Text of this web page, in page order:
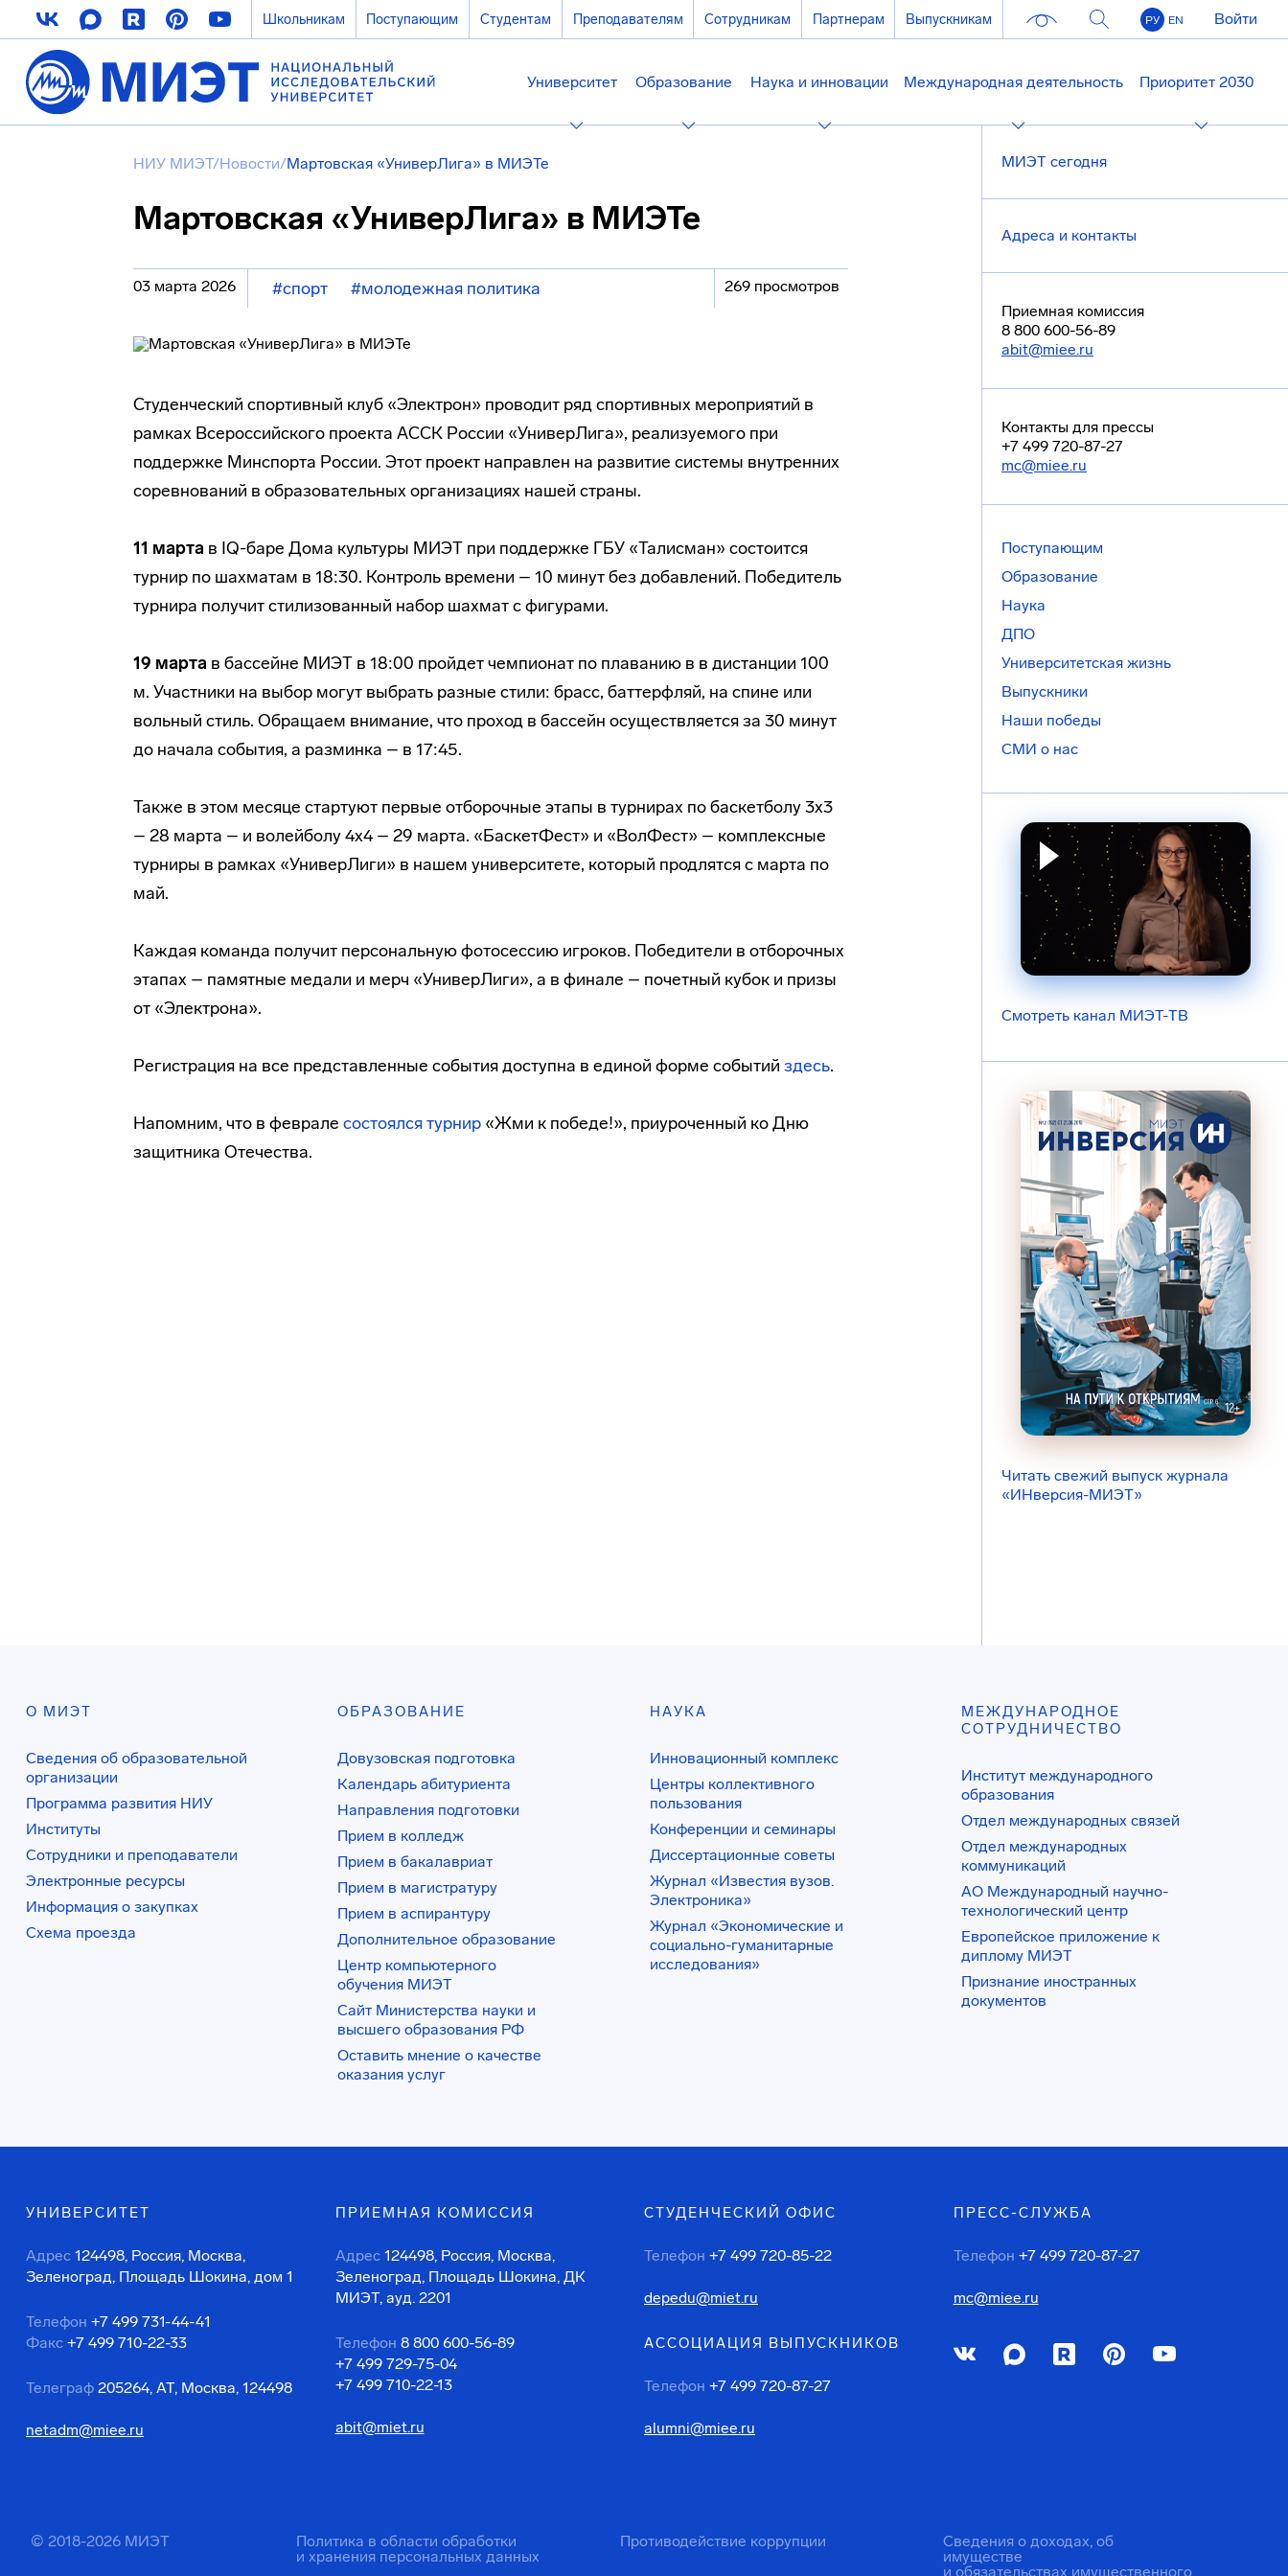
Школьникам Поступающим Студентам Преподавателям Сотрудникам Партнерам Выпускникам РУ EN Войти
Университет Образование Наука и инновации Международная деятельность Приоритет 2030
НИУ МИЭТ/Новости/Мартовская «УниверЛига» в МИЭТе
Мартовская «УниверЛига» в МИЭТе
03 марта 2026 #спорт #молодежная политика 269 просмотров
Студенческий спортивный клуб «Электрон» проводит ряд спортивных мероприятий в
рамках Всероссийского проекта АССК России «УниверЛига», реализуемого при
поддержке Минспорта России. Этот проект направлен на развитие системы внутренних
соревнований в образовательных организациях нашей страны.
11 марта в IQ-баре Дома культуры МИЭТ при поддержке ГБУ «Талисман» состоится
турнир по шахматам в 18:30. Контроль времени – 10 минут без добавлений. Победитель
турнира получит стилизованный набор шахмат с фигурами.
19 марта в бассейне МИЭТ в 18:00 пройдет чемпионат по плаванию в в дистанции 100
м. Участники на выбор могут выбрать разные стили: брасс, баттерфляй, на спине или
вольный стиль. Обращаем внимание, что проход в бассейн осуществляется за 30 минут
до начала события, а разминка – в 17:45.
Также в этом месяце стартуют первые отборочные этапы в турнирах по баскетболу 3х3
– 28 марта – и волейболу 4х4 – 29 марта. «БаскетФест» и «ВолФест» – комплексные
турниры в рамках «УниверЛиги» в нашем университете, который продлятся с марта по
май.
Каждая команда получит персональную фотосессию игроков. Победители в отборочных
этапах – памятные медали и мерч «УниверЛиги», а в финале – почетный кубок и призы
от «Электрона».
Регистрация на все представленные события доступна в единой форме событий здесь.
Напомним, что в феврале состоялся турнир «Жми к победе!», приуроченный ко Дню
защитника Отечества.
МИЭТ сегодня
Адреса и контакты
Приемная комиссия
8 800 600-56-89
abit@miee.ru
Контакты для прессы
+7 499 720-87-27
mc@miee.ru
Поступающим
Образование
Наука
ДПО
Университетская жизнь
Выпускники
Наши победы
СМИ о нас
Смотреть канал МИЭТ-ТВ
Читать свежий выпуск журнала
«ИНверсия-МИЭТ»
О МИЭТ
Сведения об образовательной
организации
Программа развития НИУ
Институты
Сотрудники и преподаватели
Электронные ресурсы
Информация о закупках
Схема проезда
ОБРАЗОВАНИЕ
Довузовская подготовка
Календарь абитуриента
Направления подготовки
Прием в колледж
Прием в бакалавриат
Прием в магистратуру
Прием в аспирантуру
Дополнительное образование
Центр компьютерного
обучения МИЭТ
Сайт Министерства науки и
высшего образования РФ
Оставить мнение о качестве
оказания услуг
НАУКА
Инновационный комплекс
Центры коллективного
пользования
Конференции и семинары
Диссертационные советы
Журнал «Известия вузов.
Электроника»
Журнал «Экономические и
социально-гуманитарные
исследования»
МЕЖДУНАРОДНОЕ
СОТРУДНИЧЕСТВО
Институт международного
образования
Отдел международных связей
Отдел международных
коммуникаций
АО Международный научно-
технологический центр
Европейское приложение к
диплому МИЭТ
Признание иностранных
документов
УНИВЕРСИТЕТ
Адрес 124498, Россия, Москва,
Зеленоград, Площадь Шокина, дом 1
Телефон +7 499 731-44-41
Факс +7 499 710-22-33
Телеграф 205264, АТ, Москва, 124498
netadm@miee.ru
ПРИЕМНАЯ КОМИССИЯ
Адрес 124498, Россия, Москва,
Зеленоград, Площадь Шокина, ДК
МИЭТ, ауд. 2201
Телефон 8 800 600-56-89
+7 499 729-75-04
+7 499 710-22-13
abit@miet.ru
СТУДЕНЧЕСКИЙ ОФИС
Телефон +7 499 720-85-22
depedu@miet.ru
АССОЦИАЦИЯ ВЫПУСКНИКОВ
Телефон +7 499 720-87-27
alumni@miee.ru
ПРЕСС-СЛУЖБА
Телефон +7 499 720-87-27
mc@miee.ru
© 2018-2026 МИЭТ
Политика в области обработки
и хранения персональных данных
Противодействие коррупции
Сведения о доходах, об
имуществе
и обязательствах имущественного